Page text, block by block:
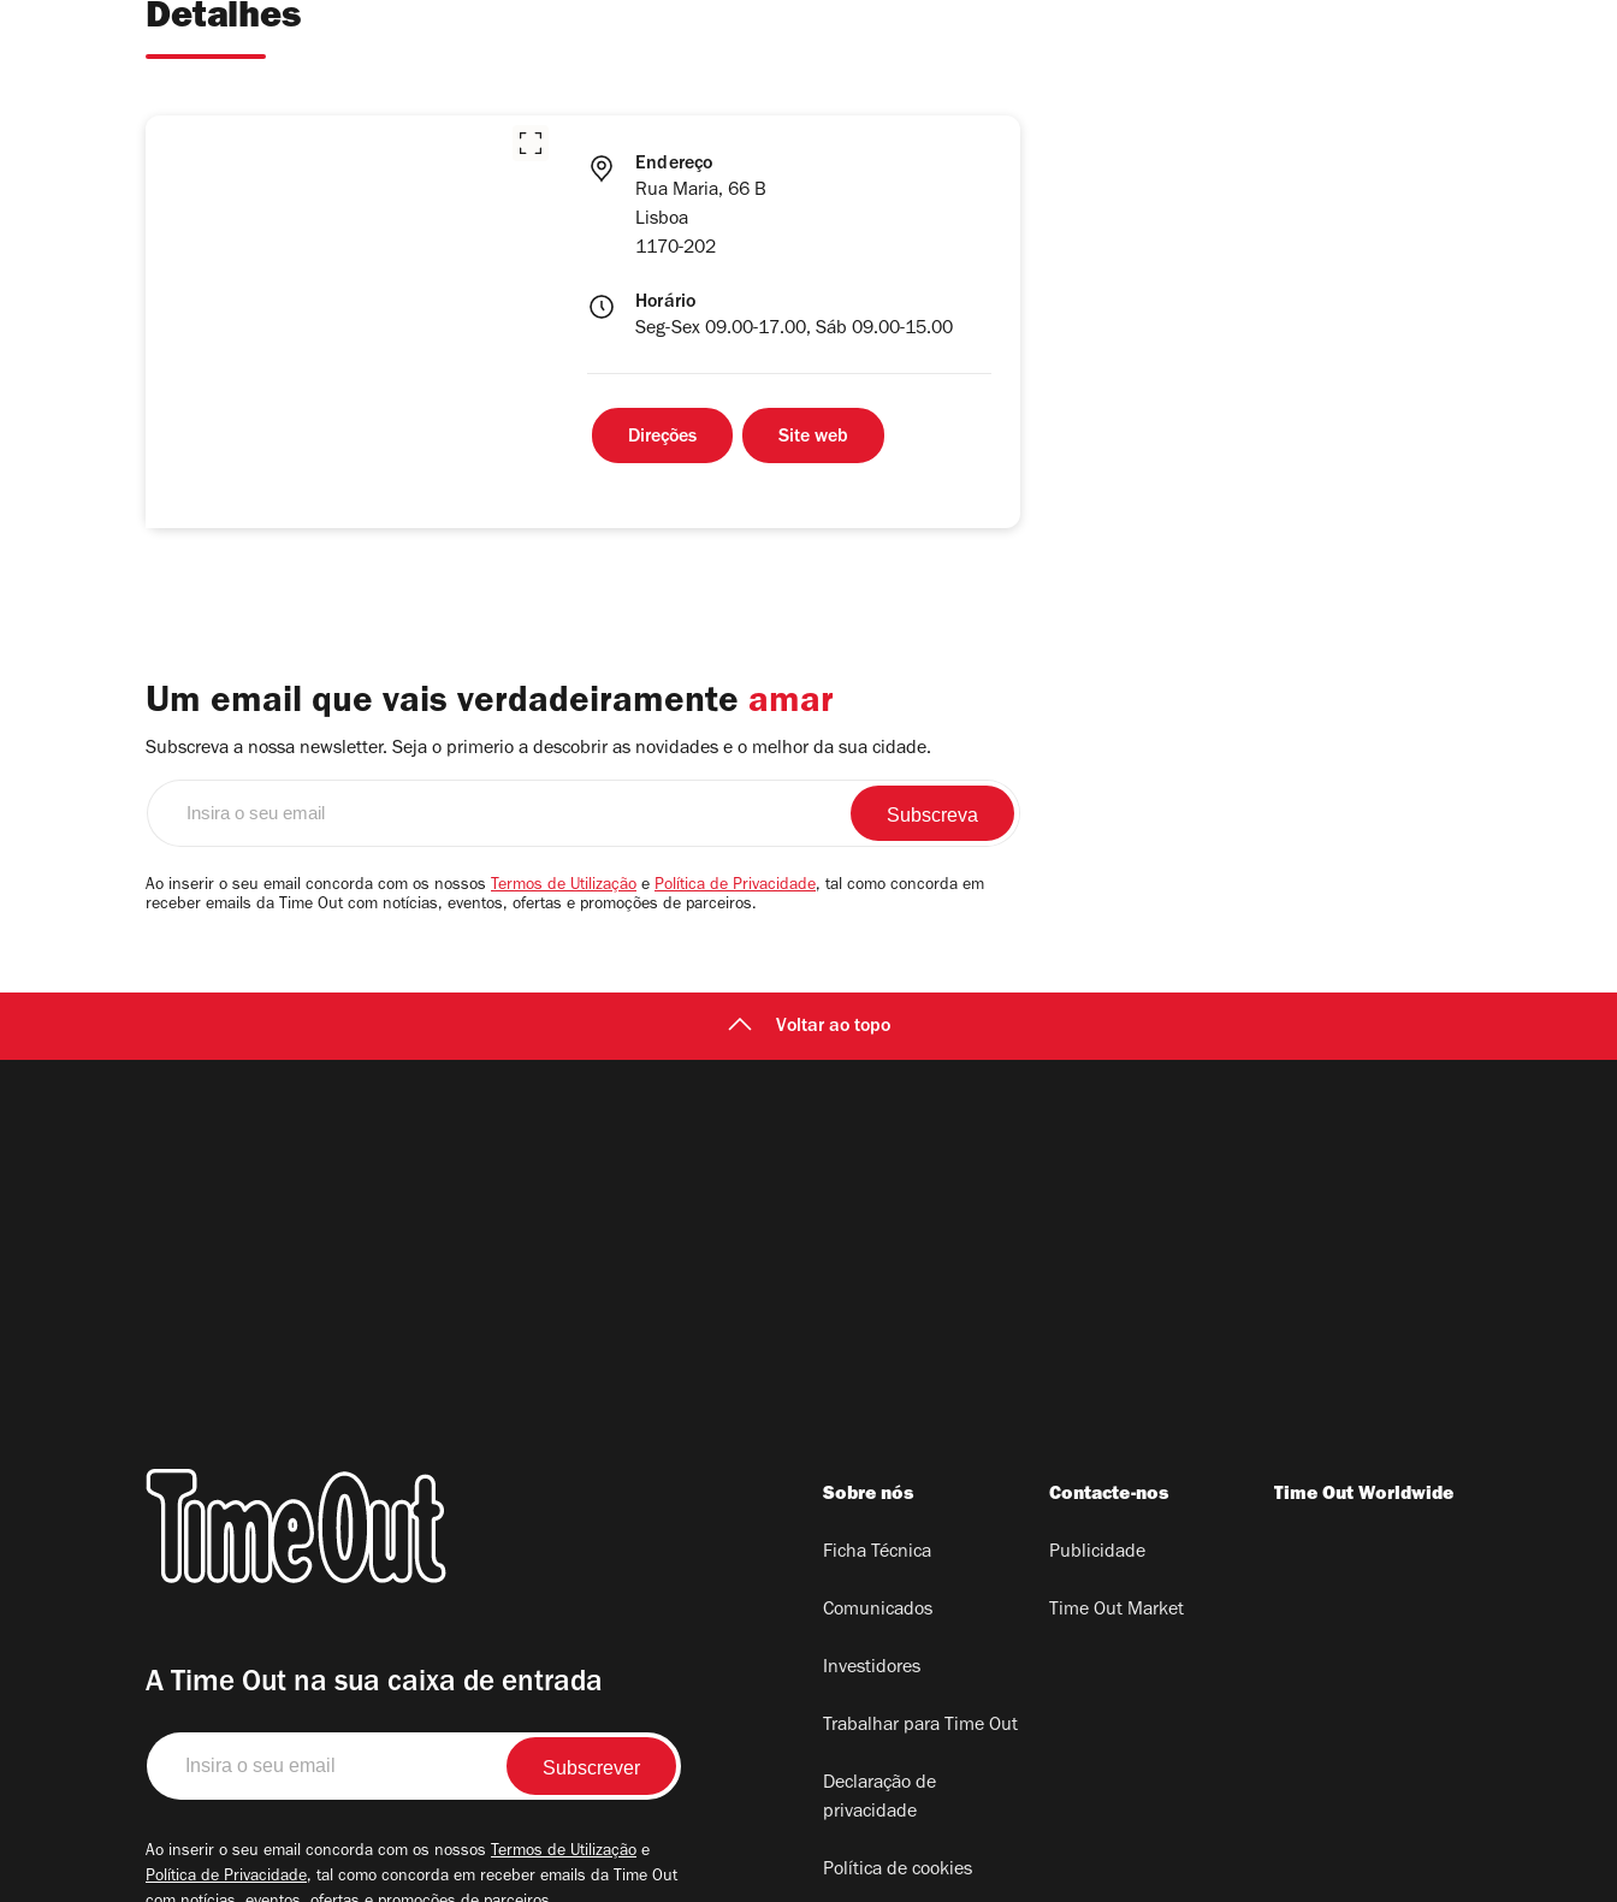
Detalhes
Endereço
Rua Maria, 66 B
Lisboa
1170-202
Horário
Seg-Sex 09.00-17.00, Sáb 09.00-15.00
Direções Site web
Um email que vais verdadeiramente amar
Subscreva a nossa newsletter. Seja o primerio a descobrir as novidades e o melhor da sua cidade.
email
Ao inserir o seu email concorda com os nossos Termos de Utilização e Política de Privacidade, tal como concorda em
receber emails da Time Out com notícias, eventos, ofertas e promoções de parceiros.
Voltar ao topo
A Time Out na sua caixa de entrada
Insira
o
seu
Ao inserir o seu email concorda com os nossos Termos de Utilização e
Política de Privacidade, tal como concorda em receber emails da Time Out
Sobre nós
Ficha Técnica
Comunicados
Investidores
Trabalhar para Time Out
Declaração de
privacidade
Política de cookies
Contacte-nos
Publicidade
Time Out Market
Time Out Worldwide